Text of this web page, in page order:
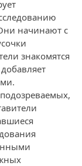
начинают с
знакомятся